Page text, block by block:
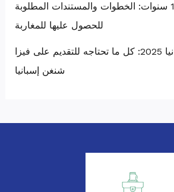
فيزا أمريكا 10 سنوات: الخطوات والمستندات المطلوبة
للحصول عليها للمغاربة
وثائق فيزا اسبانيا 2025: كل ما تحتاجه للتقديم على فيزا
شنغن إسبانيا